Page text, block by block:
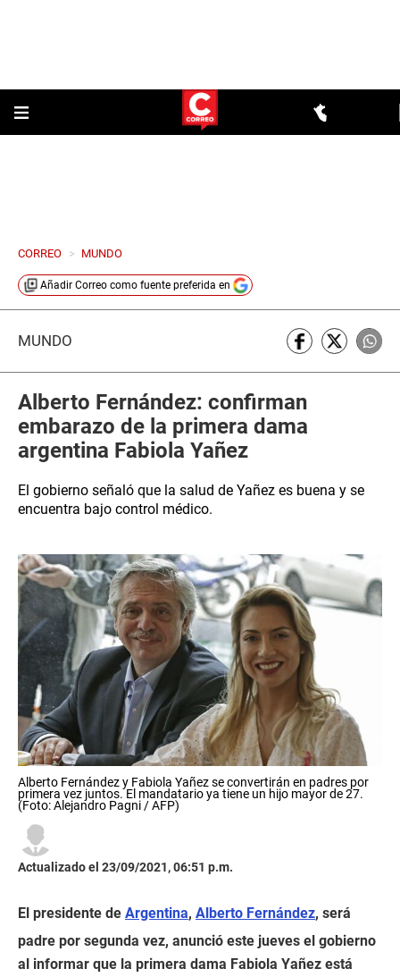
CORREO > MUNDO
Añadir Correo como fuente preferida en
MUNDO
Alberto Fernández: confirman
embarazo de la primera dama
argentina Fabiola Yañez
El gobierno señaló que la salud de Yañez es buena y se
encuentra bajo control médico.
Alberto Fernández y Fabiola Yañez se convertirán en padres por
primera vez juntos. El mandatario ya tiene un hijo mayor de 27.
(Foto: Alejandro Pagni / AFP)
Actualizado el 23/09/2021, 06:51 p.m.
El presidente de Argentina, Alberto Fernández, será
padre por segunda vez, anunció este jueves el gobierno
al informar que la primera dama Fabiola Yañez está